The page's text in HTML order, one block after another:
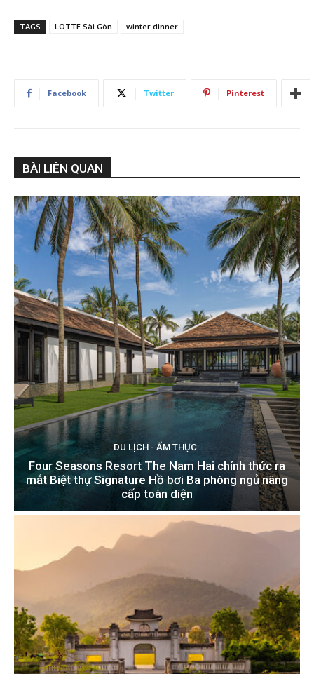
TAGS LOTTE Sài Gòn winter dinner
Facebook Twitter Pinterest
BÀI LIÊN QUAN
DU LỊCH - ẨM THỰC
Four Seasons Resort The Nam Hai chính thức ra
mắt Biệt thự Signature Hồ bơi Ba phòng ngủ nâng
cấp toàn diện